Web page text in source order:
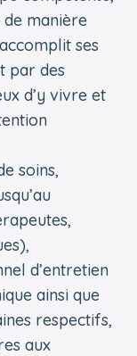
manière
ses
par des
d’y vivre et
soins,
d’entretien
ainsi que
respectifs,
aux